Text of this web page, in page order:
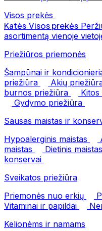
Visos prekės
Katės Visos prekės
asortimentą vienoje
Priežiūros priemonės
Šampūnai ir
priežiūra
Akių
burnos priežiūra
Gydymo priežiūra
Sausas maistas ir
Hypoalerginis maistas
maistas
Dietinis maistas
konservai
Sveikatos priežiūra
Priemonės nuo erkių
Vitaminai ir papildai
Kelionėms ir namams